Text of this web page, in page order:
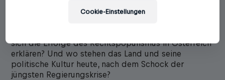
gesorgt. Wie gelingt es charismatischen
sich die Erfolge des Rechtspopulismus in Österreich
erklären? Und wo stehen das Land und seine
politische Kultur heute, nach dem Schock der
jüngsten Regierungskrise?
Cookie-Einstellungen